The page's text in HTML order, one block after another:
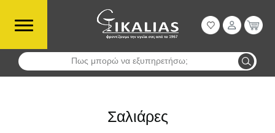
Πως μπορώ να εξυπηρετήσω;
Αναζήτηση
Σαλιάρες